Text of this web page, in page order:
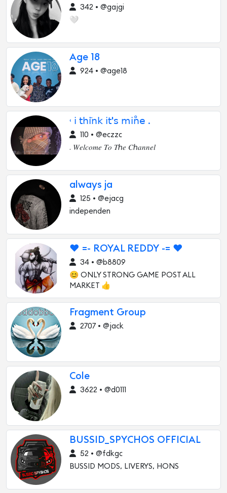
342 • @gajgi
🤍
Age 18
924 • @age18
˓ 𝗂 𝗍𝗁𝗂َ𝗇𝗄 𝗂𝗍'𝗌 𝗆𝗂𝗇ْ𝖾 .
110 • @eczzc
. 𝑊𝑒𝑙𝑐𝑜𝑚𝑒 𝑇𝑜 𝑇ℎ𝑒 𝐶ℎ𝑎𝑛𝑛𝑒𝑙
always ja
125 • @ejacg
independen
❤️ =- ROYAL REDDY -= ❤️
34 • @b8809
😊 ONLY STRONG GAME POST ALL
MARKET 👍
Fragment Group
2707 • @jack
Cole
3622 • @d0111
BUSSID_SPYCHOS OFFICIAL
52 • @fdkgc
BUSSID MODS, LIVERYS, HONS